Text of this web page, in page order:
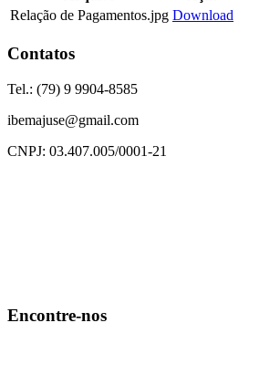
Relação de Pagamentos.jpg Download
Contatos
Tel.: (79) 9 9904-8585
ibemajuse@gmail.com
CNPJ: 03.407.005/0001-21
Encontre-nos